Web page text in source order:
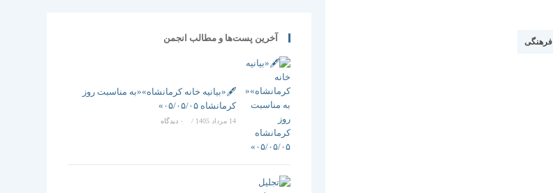
فرهنگی آخرین پست‌ها و مطالب انجمن
🖋️«بیانیه خانه کرمانشاه»«به مناسبت روز
کرمانشاه ۰۵/۰۵/۰۵»
14 مرداد 1405 / ۰ دیدگاه